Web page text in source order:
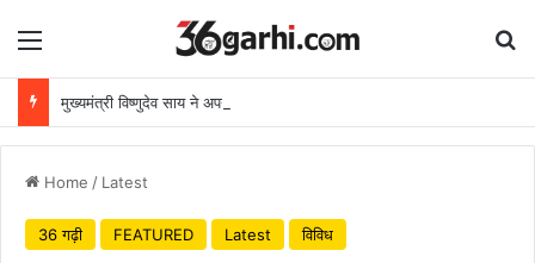
Menu
Home / Latest
36 गढ़ी FEATURED Latest विविध